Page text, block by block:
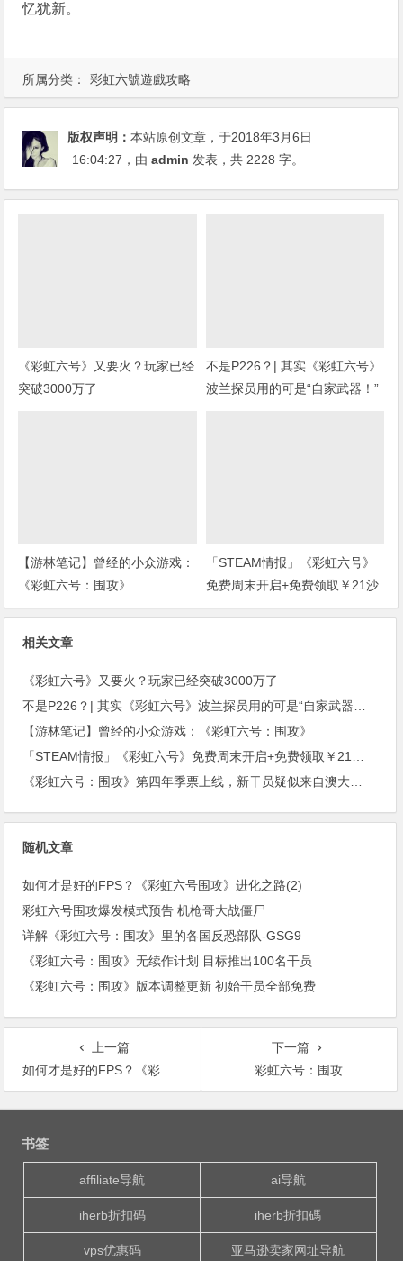
所属分类： 彩虹六號遊戲攻略
忆犹新。
版权声明：本站原创文章，于2018年3月6日
16:04:27 ，由admin 发表，共 2228 字。
《彩虹六号》又要火？玩家已经
突破3000万了
不是P226？| 其实《彩虹六号》
波兰探员用的可是“自家武器！”
【游林笔记】曾经的小众游戏：
《彩虹六号：围攻》
「STEAM情报」《彩虹六号》
免费周末开启+免费领取￥21沙
盒扮演游戏+“墓地星露谷”今日
相关文章
《彩虹六号》又要火？玩家已经突破3000万了
不是P226？| 其实《彩虹六号》波兰探员用的可是“自家武器！”(上期福利开奖)
【游林笔记】曾经的小众游戏：《彩虹六号：围攻》
「STEAM情报」《彩虹六号》免费周末开启+免费领取￥21沙盒扮演游戏+“墓地星露谷”今日上架
《彩虹六号：围攻》第四年季票上线，新干员疑似来自澳大利亚。
随机文章
如何才是好的FPS？《彩虹六号围攻》进化之路(2)
彩虹六号围攻爆发模式预告 机枪哥大战僵尸
详解《彩虹六号：围攻》里的各国反恐部队-GSG9
《彩虹六号：围攻》无续作计划 目标推出100名干员
《彩虹六号：围攻》版本调整更新 初始干员全部免费
上一篇
如何才是好的FPS？《彩虹六号围攻》进化之路(2)
下一篇
彩虹六号：围攻
文
书签
affiliate导航 ai导航
iherb折扣码 iherb折扣碼
vps优惠码 亚马逊卖家网址导航